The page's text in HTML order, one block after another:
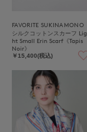
FAVORITE SUKINAMONO
シルクコットンスカーフ Lig
ht Small Erin Scarf《Tapis
Noir》
￥15,400(税込)